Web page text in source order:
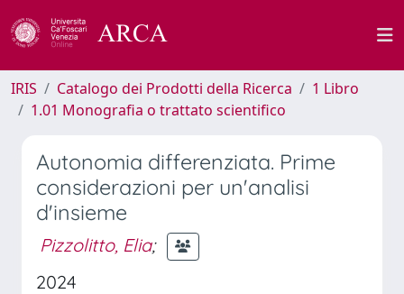
IRIS Catalogo dei Prodotti della Ricerca
1 Libro
1.01 Monografia o trattato scientifico
Autonomia differenziata. Prime
considerazioni per un'analisi
d'insieme
Pizzolitto, Elia;
2024